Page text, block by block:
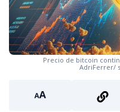
Precio de bitcoin
AdriFerrer/